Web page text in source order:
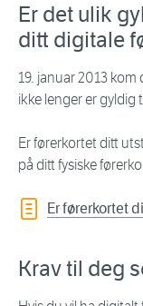
Er det ulik
ditt digitale
19. januar 2013
ikke lenger er gyldig
Er førerkortet ditt
på ditt fysiske
Er førerkortet
Krav til deg